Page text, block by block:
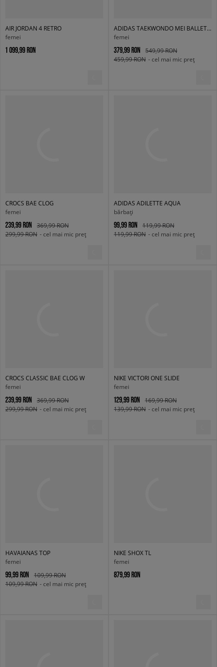
AIR JORDAN 4 RETRO
femei
1 099,99 RON
ADIDAS TAEKWONDO MEI BALLET W
femei
379,99 RON
549,99 RON
459,99 RON - cel mai mic preț
CROCS BAE CLOG
femei
239,99 RON
369,99 RON
299,99 RON - cel mai mic preț
ADIDAS ADILETTE AQUA
bărbați
99,99 RON
119,99 RON
119,99 RON - cel mai mic preț
CROCS CLASSIC BAE CLOG W
femei
239,99 RON
369,99 RON
299,99 RON - cel mai mic preț
NIKE VICTORI ONE SLIDE
femei
129,99 RON
169,99 RON
139,99 RON - cel mai mic preț
HAVAIANAS TOP
femei
99,99 RON
109,99 RON
109,99 RON - cel mai mic preț
NIKE SHOX TL
femei
879,99 RON